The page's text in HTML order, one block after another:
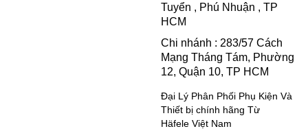
Tuyển , Phú Nhuận , TP
HCM
Chi nhánh : 283/57 Cách
Mạng Tháng Tám, Phường
12, Quận 10, TP HCM
Đại Lý Phân Phối Phụ Kiện Và
Thiết bị chính hãng Từ
Häfele Việt Nam